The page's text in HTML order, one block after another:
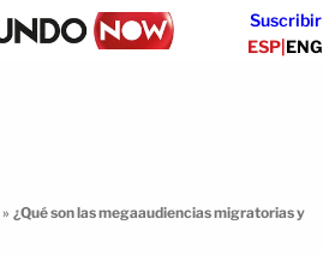
Suscribir
ESP|ENG
» ¿Qué son las megaaudiencias migratorias y